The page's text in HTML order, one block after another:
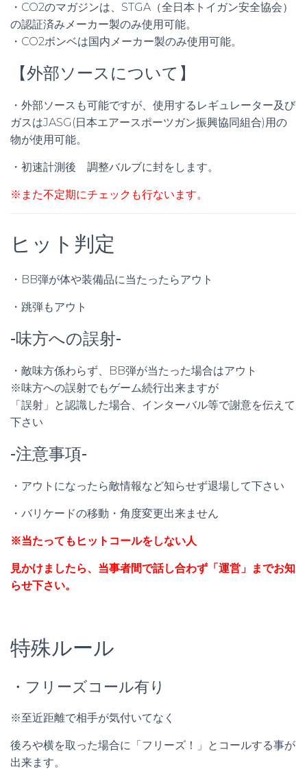
・CO2のマガジンは、STGA（全日本トイガン安全協会）
の認証済みメーカー製のみ使用可能。
・CO2ボンベは国内メーカー製のみ使用可能。
【外部ソースについて】
・外部ソースも可能ですが、使用するレギュレーター及び
ガスはJASG(日本エアースポーツガン振興協同組合)用の
物が使用可能。
・初速計測後 調整バルブに封をします。
※また不定期にチェックも行ないます。
ヒット判定
・BB弾が体や装備品に当たったらアウト
・跳弾もアウト
-味方への誤射-
・敵味方係わらず、BB弾が当たった場合はアウト
※味方への誤射でもゲーム続行出来ますが
「誤射」と認識した場合、インターバル等で謝意を伝えて
下さい
-注意事項-
・アウトになったら敵情報など知らせず退場して下さい
・バリケードの移動・角度変更出来ません
※当たってもヒットコールをしない人
見かけましたら、当事者間で話し合わず「運営」までお知
らせ下さい。
特殊ルール
・フリーズコール有り
※至近距離で相手が気付いてなく
後ろや横を取った場合に「フリーズ！」とコールする事が
出来ます。